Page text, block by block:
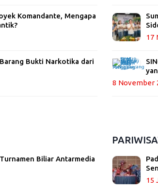
Komandante, Mengapa
Bukti Narkotika dari
17
8 November
Biliar Antarmedia
15